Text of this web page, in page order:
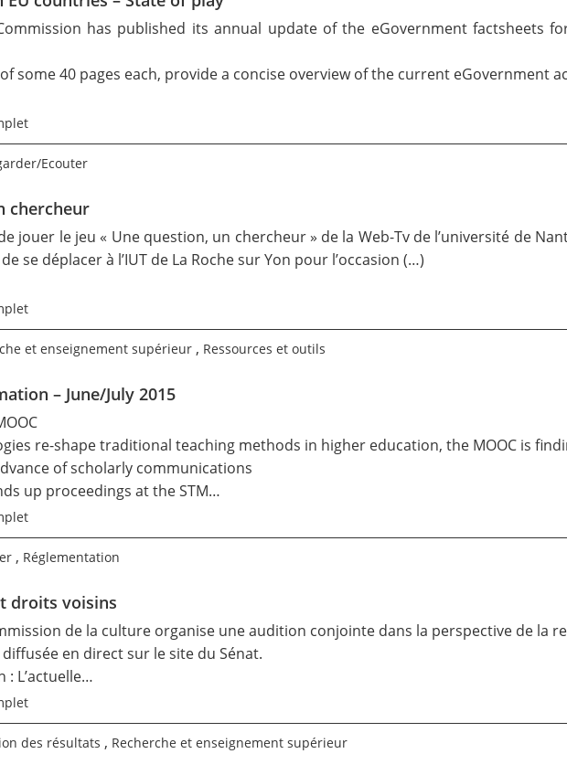
has published its annual update of the eGovernment factsheets
some 40 pages each, provide a concise overview of the current eGovernment
Ecouter
chercheur
jouer le jeu « Une question, un chercheur » de la Web-Tv de l’université de
se déplacer à l’IUT de La Roche sur Yon pour l’occasion (…)
et enseignement supérieur , Ressources et outils
– June/July 2015
re-shape traditional teaching methods in higher education, the MOOC is
of scholarly communications
up proceedings at the STM…
, Réglementation
droits voisins
de la culture organise une audition conjointe dans la perspective de la
diffusée en direct sur le site du Sénat.
: L’actuelle…
des résultats , Recherche et enseignement supérieur